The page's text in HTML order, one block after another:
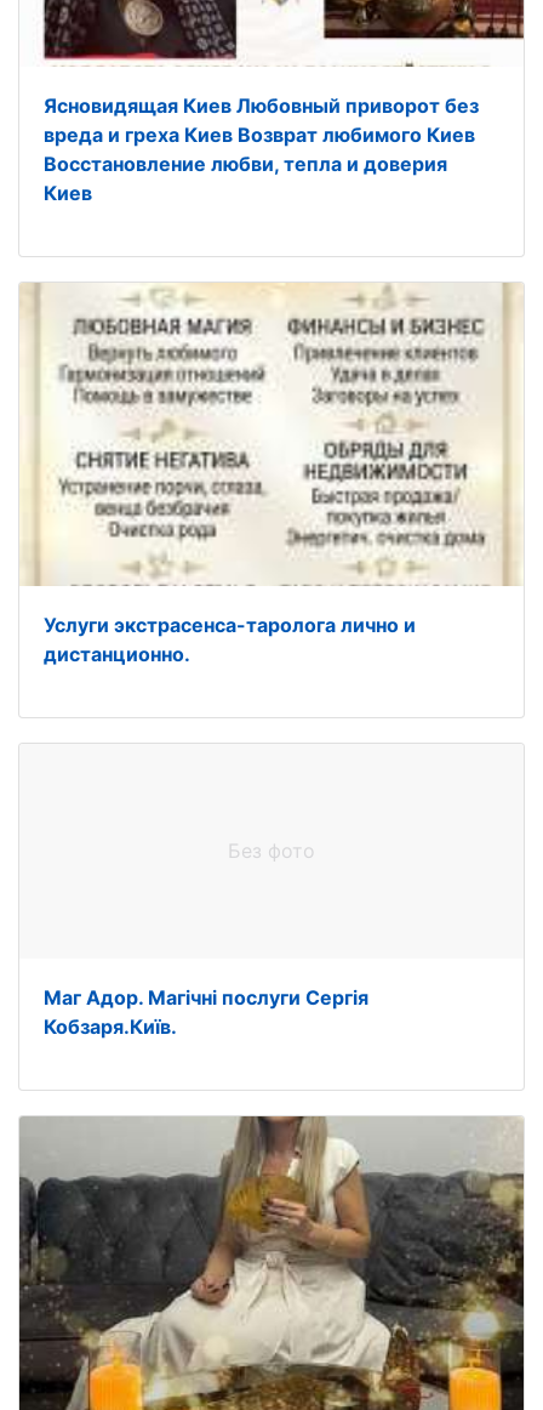
Ясновидящая Киев Любовный приворот без
вреда и греха Киев Возврат любимого Киев
Восстановление любви, тепла и доверия
Киев
Услуги экстрасенса-таролога лично и
дистанционно.
Без фото
Маг Адор. Магічні послуги Сергія
Кобзаря.Київ.